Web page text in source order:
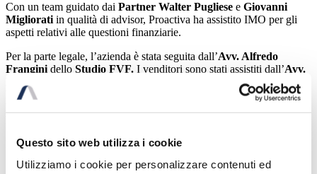
Questo sito web utilizza i cookie
Utilizziamo i cookie per personalizzare contenuti ed
Con un team guidato dai Partner Walter Pugliese e Giovanni
Miglioratiin qualità di advisor, Proactiva ha assistito IMO per gli
aspetti relativi alle questioni finanziarie.
Per la parte legale, l’azienda è stata seguita dall’Avv. Alfredo
Franginidello Studio FVF. I venditori sono stati assistiti dall’Avv.
Renzo Calmonte
, dallo Studio
Degasperi Martinelli & Associati
nelle persone delDott. Nicola
La rassegna stampa completa è disponibile a questo